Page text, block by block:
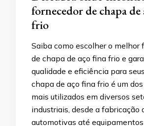
fornecedor de chapa de
frio
Saiba como escolher o melhor
de chapa de aço fina frio e
qualidade e eficiência para
chapa de aço fina frio é um
mais utilizados em diversos
industriais, desde a fabricação
automotivas até equipamentos